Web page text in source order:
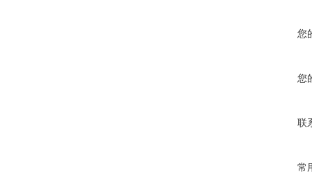
您
您
联
常